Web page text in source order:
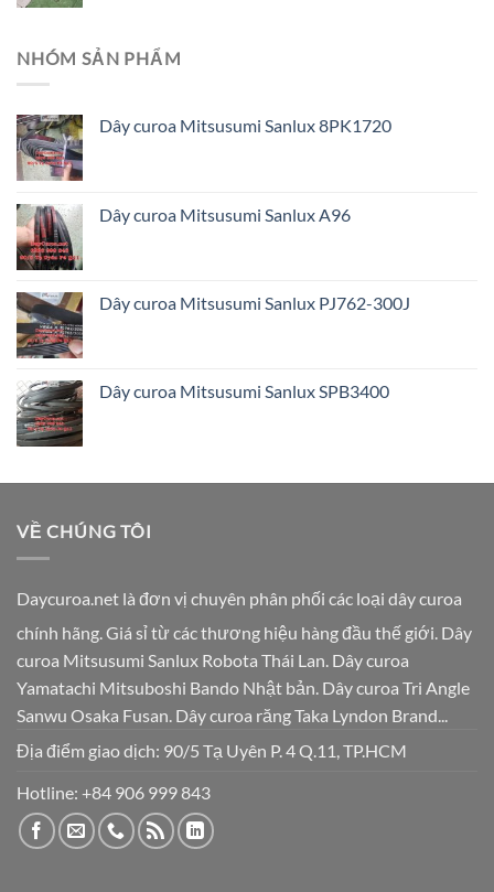
NHÓM SẢN PHẨM
Dây curoa Mitsusumi Sanlux 8PK1720
Dây curoa Mitsusumi Sanlux A96
Dây curoa Mitsusumi Sanlux PJ762-300J
Dây curoa Mitsusumi Sanlux SPB3400
VỀ CHÚNG TÔI
Daycuroa.net là đơn vị chuyên phân phối các loại dây curoa
chính hãng. Giá sỉ từ các thương hiệu hàng đầu thế giới. Dây
curoa Mitsusumi Sanlux Robota Thái Lan. Dây curoa
Yamatachi Mitsuboshi Bando Nhật bản. Dây curoa Tri Angle
Sanwu Osaka Fusan. Dây curoa răng Taka Lyndon Brand...
Địa điểm giao dịch: 90/5 Tạ Uyên P. 4 Q.11, TP.HCM
Hotline: +84 906 999 843